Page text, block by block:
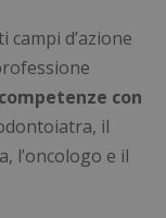
d’azione
con
il
l’oncologo e il